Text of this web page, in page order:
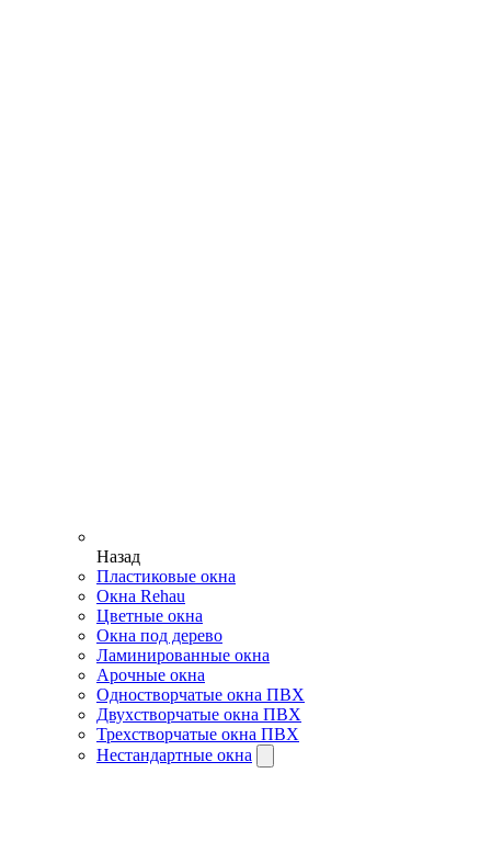
Назад
Пластиковые окна
Окна Rehau
Цветные окна
Окна под дерево
Ламинированные окна
Арочные окна
Одностворчатые окна ПВХ
Двухстворчатые окна ПВХ
Трехстворчатые окна ПВХ
Нестандартные окна